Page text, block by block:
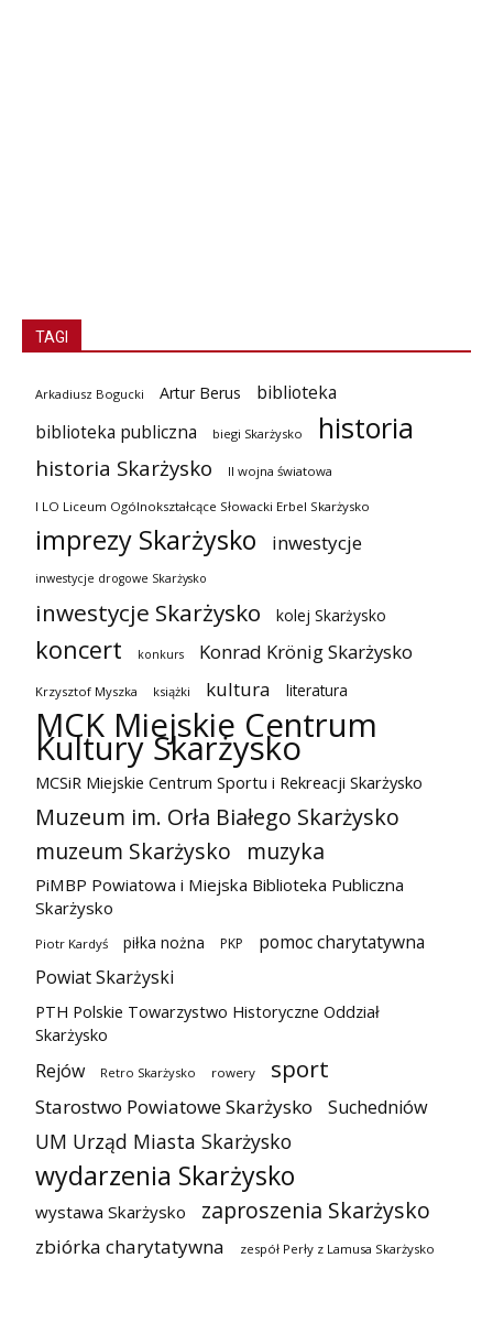
TAGI
Arkadiusz Bogucki Artur Berus
biblioteka
biblioteka publiczna
biegi Skarżysko historia
historia Skarżysko II wojna światowa
I LO Liceum Ogólnokształcące Słowacki Erbel Skarżysko
imprezy Skarżysko inwestycje
inwestycje drogowe Skarżysko
inwestycje Skarżysko kolej Skarżysko
koncert konkurs Konrad Krönig Skarżysko
Krzysztof Myszka książki kultura literatura
MCK Miejskie Centrum
Kultury Skarżysko
MCSiR Miejskie Centrum Sportu i Rekreacji Skarżysko
Muzeum im. Orła Białego Skarżysko
muzeum Skarżysko
muzyka
PiMBP Powiatowa i Miejska Biblioteka Publiczna
Skarżysko
Piotr Kardyś piłka nożna PKP
pomoc charytatywna
Powiat Skarżyski
PTH Polskie Towarzystwo Historyczne Oddział
Skarżysko
Rejów Retro Skarżysko rowery sport
Starostwo Powiatowe Skarżysko Suchedniów
UM Urząd Miasta Skarżysko
wydarzenia Skarżysko
wystawa Skarżysko zaproszenia Skarżysko
zbiórka charytatywna zespół Perły z Lamusa Skarżysko